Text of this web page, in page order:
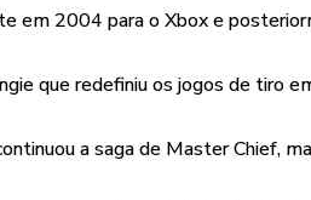
os amadores dos
Segredos e easter eggs –
em 2004 para o Xbox e
que redefiniu os jogos de tiro
a saga de Master Chief,